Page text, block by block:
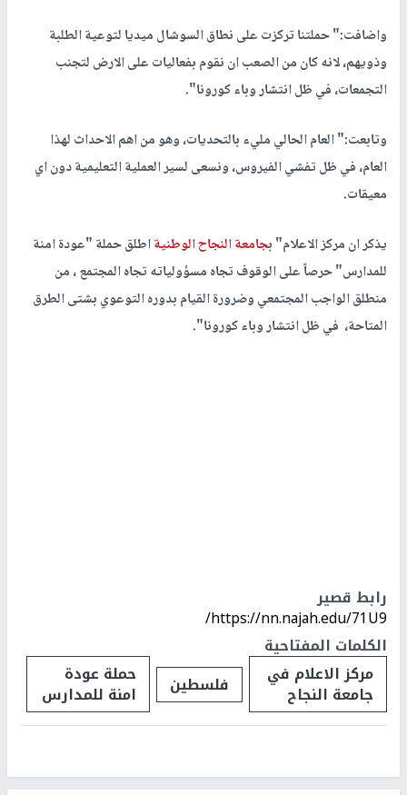
واضافت:" حملتنا تركزت على نطاق السوشال ميديا لتوعية الطلبة
وذويهم، لانه كان من الصعب ان نقوم بفعاليات على الارض لتجنب
التجمعات، في ظل انتشار وباء كورونا".
وتابعت:" العام الحالي مليء بالتحديات، وهو من اهم الاحداث لهذا
العام، في ظل تفشي الفيروس، ونسعى لسير العملية التعليمية دون اي
معيقات.
يذكر ان مركز الاعلام" بجامعة النجاح الوطنيةاطلق حملة "عودة امنة
للمدارس" حرصاً على الوقوف تجاه مسؤولياته تجاه المجتمع ، من
منطلق الواجب المجتمعي وضرورة القيام بدوره التوعوي بشتى الطرق
المتاحة، في ظل انتشار وباء كورونا".
رابط قصير
https://nn.najah.edu/71U9/
الكلمات المفتاحية
مركز الاعلام في
جامعة النجاح فلسطين حملة عودة
امنة للمدارس